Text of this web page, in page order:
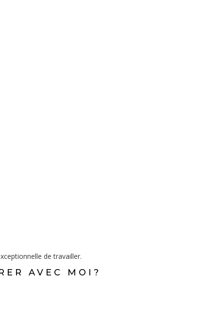
de travailler.
AVEC MOI?